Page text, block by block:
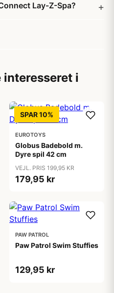
Lay-Z-Spa?
interesseret i
SPAR 10%
EUROTOYS
Globus Badebold m.
Dyre spil 42 cm
VEJL. PRIS 199,95 KR
179,95 kr
PAW PATROL
Paw Patrol Swim Stuffies
129,95 kr